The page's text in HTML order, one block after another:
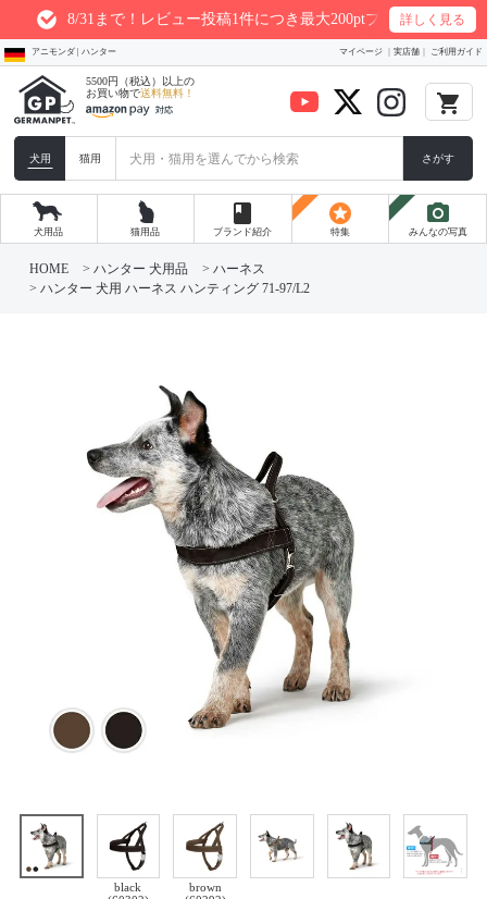
8/31まで！レビュー投稿1件につき最大200ptプレゼント 詳しく見る
アニモンダ | ハンター マイページ 実店舗 ご利用ガイド
5500円（税込）以上の
お買い物で送料無料！ local_grocery_store
犬用 猫用 さがす
犬用品 猫用品
book
ブランド紹介
stars
特集
photo_camera
みんなの写真
HOME ハンター 犬用品
ハーネス
ハンター 犬用 ハーネス ハンティング 71-97/L2
black
brown